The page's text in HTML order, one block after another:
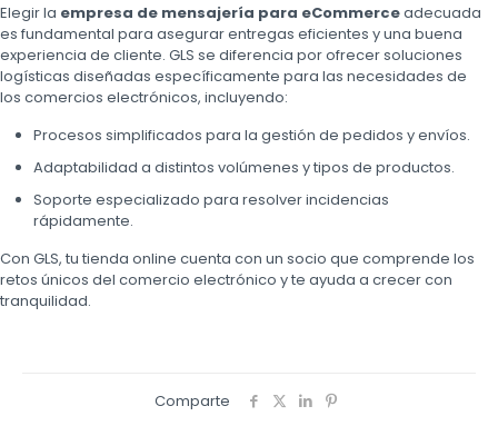
Elegir la empresa de mensajería para eCommerceadecuada
es fundamental para asegurar entregas eficientes y una buena
experiencia de cliente. GLS se diferencia por ofrecer soluciones
logísticas diseñadas específicamente para las necesidades de
los comercios electrónicos, incluyendo:
Procesos simplificados para la gestión de pedidos y envíos.
Adaptabilidad a distintos volúmenes y tipos de productos.
Soporte especializado para resolver incidencias
rápidamente.
Con GLS, tu tienda online cuenta con un socio que comprende los
retos únicos del comercio electrónico y te ayuda a crecer con
tranquilidad.
Comparte